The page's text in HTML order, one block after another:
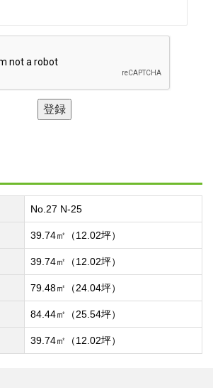
No.27 N-25
39.74㎡（12.02坪）
39.74㎡（12.02坪）
79.48㎡（24.04坪）
84.44㎡（25.54坪）
39.74㎡（12.02坪）